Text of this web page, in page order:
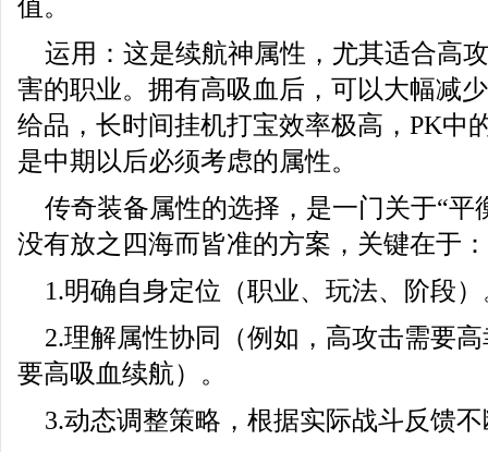
值。
运用：这是续航神属性，尤其适合高
害的职业。拥有高吸血后，可以大幅减
给品，长时间挂机打宝效率极高，PK中
是中期以后必须考虑的属性。
传奇装备属性的选择，是一门关于“平
没有放之四海而皆准的方案，关键在于：
1.明确自身定位（职业、玩法、阶段
2.理解属性协同（例如，高攻击需要
要高吸血续航）。
3.动态调整策略，根据实际战斗反馈